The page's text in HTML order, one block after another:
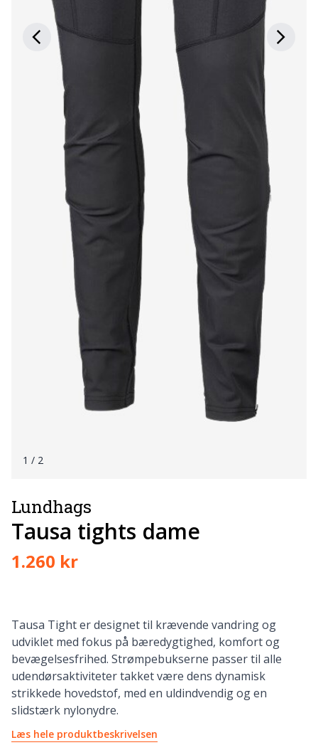
1 / 2
Lundhags
Tausa tights dame
1.260 kr
Tausa Tight er designet til krævende vandring og
udviklet med fokus på bæredygtighed, komfort og
bevægelsesfrihed. Strømpebukserne passer til alle
udendørsaktiviteter takket være dens dynamisk
strikkede hovedstof, med en uldindvendig og en
slidstærk nylonydre.
Læs hele produktbeskrivelsen